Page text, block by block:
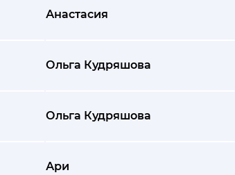
Анастасия
Ольга Кудряшова
Ольга Кудряшова
Ари